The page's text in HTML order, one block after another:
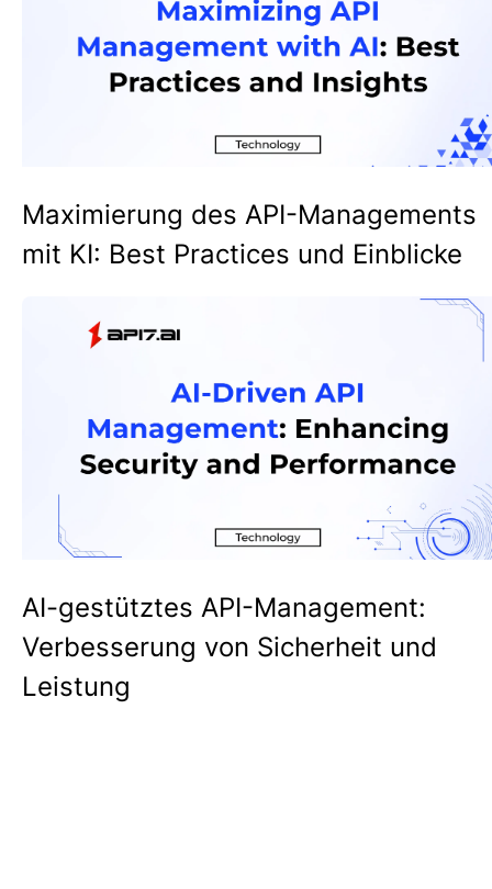
Maximierung des API-Managements
mit KI: Best Practices und Einblicke
AI-gestütztes API-Management:
Verbesserung von Sicherheit und
Leistung